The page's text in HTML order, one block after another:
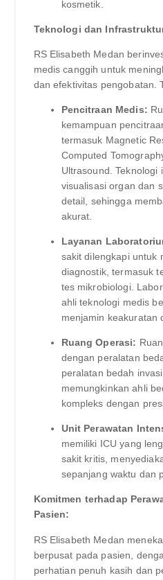
kosmetik.
Teknologi dan
RS Elisabeth Medan
medis canggih untuk
dan efektivitas pengobatan.
Pencitraan Medis:
kemampuan
termasuk Magnetic
Computed
Ultrasound. Teknologi
visualisasi organ dan
detail, sehingga
akurat.
Layanan
sakit dilengkapi untuk
diagnostik, termasuk
tes mikrobiologi.
ahli teknologi medis
menjamin keakuratan
Ruang Operasi:
dengan peralatan
peralatan bedah
memungkinkan ahli
kompleks dengan
Unit Perawatan
memiliki ICU yang
sakit kritis,
sepanjang waktu dan
Komitmen terhadap
Pasien:
RS Elisabeth Medan
berpusat pada pasien,
perhatian penuh kasih dan